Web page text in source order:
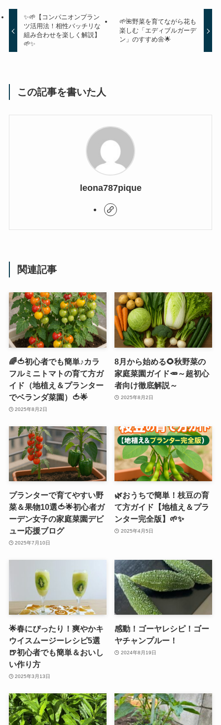
✨️🌱【コンパニオンプラン
ツ活用法！相性バッチリな
組み合わせを楽しく解説】
🌱✨️
🌱🌺野菜を育てながら花も
楽しむ「エディブルガーデ
ン」のすすめ🌼🌟
この記事を書いた人
leona787pique
関連記事
🌈🍅初心者でも簡単♪カラ
フルミニトマトの育て方ガ
イド（地植え＆プランター
でベランダ菜園）🍅🌟
2025年8月2日
8月から始める🌻秋野菜の
家庭菜園ガイド🥕～超初心
者向け徹底解説～
2025年8月2日
プランターで育てやすい野
菜＆果物10選🍅🌟初心者ガ
ーデン女子の家庭菜園デビ
ュー応援ブログ
2025年7月10日
🌿おうちで簡単！枝豆の育
て方ガイド【地植え＆プラ
ンター完全版】🌱✨
2025年4月5日
🌟春にぴったり！爽やかキ
ウイスムージーレシピ5選
🍺初心者でも簡単＆おいし
い作り方
2025年3月13日
感動！ゴーヤレシピ！ゴー
ヤチャンプルー！
2024年8月19日